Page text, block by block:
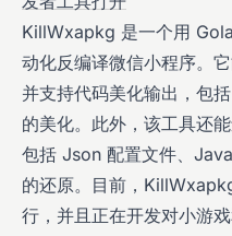
KillWxapkg 是一个用
动化反编译微信小程序。
并支持代码美化输出，包
的美化。此外，该工具还
包括 Json 配置文件、
的还原。目前，
行，并且正在开发对小游